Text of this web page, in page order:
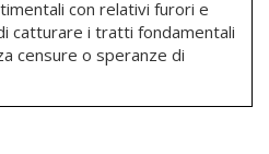
con relativi furori e
catturare i tratti fondamentali
censure o speranze di